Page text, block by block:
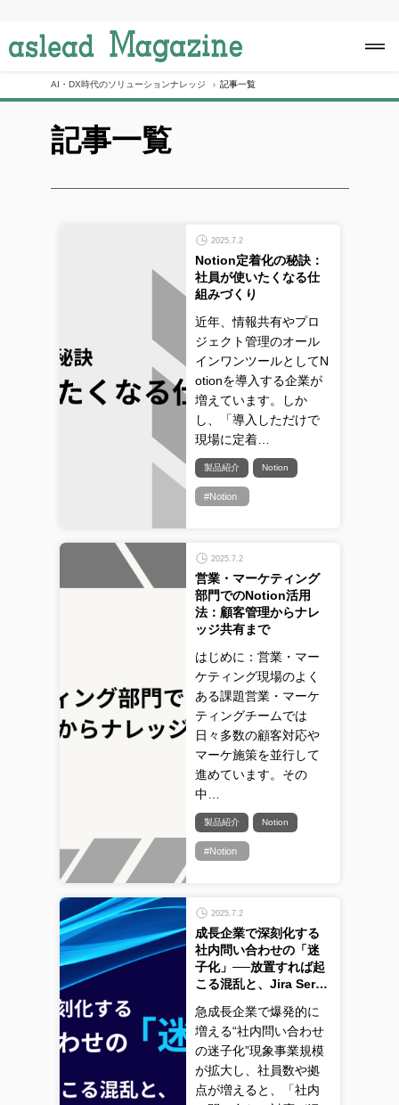
c
AI・DX時代のソリューションナレッジ 記事一覧
記事一覧
2025.7.2
Notion定着化の秘訣：
社員が使いたくなる仕
組みづくり
近年、情報共有やプロ
ジェクト管理のオール
インワンツールとしてN
otionを導入する企業が
増えています。しか
し、「導入しただけで
現場に定着…
製品紹介 Notion
#Notion
2025.7.2
営業・マーケティング
部門でのNotion活用
法：顧客管理からナレ
ッジ共有まで
はじめに：営業・マー
ケティング現場のよく
ある課題営業・マーケ
ティングチームでは
日々多数の顧客対応や
マーケ施策を並行して
進めています。その
中…
製品紹介 Notion
#Notion
2025.7.2
成長企業で深刻化する
社内問い合わせの「迷
子化」──放置すれば起
こる混乱と、Jira Ser…
急成長企業で爆発的に
増える“社内問い合わせ
の迷子化”現象事業規模
が拡大し、社員数や拠
点が増えると、「社内